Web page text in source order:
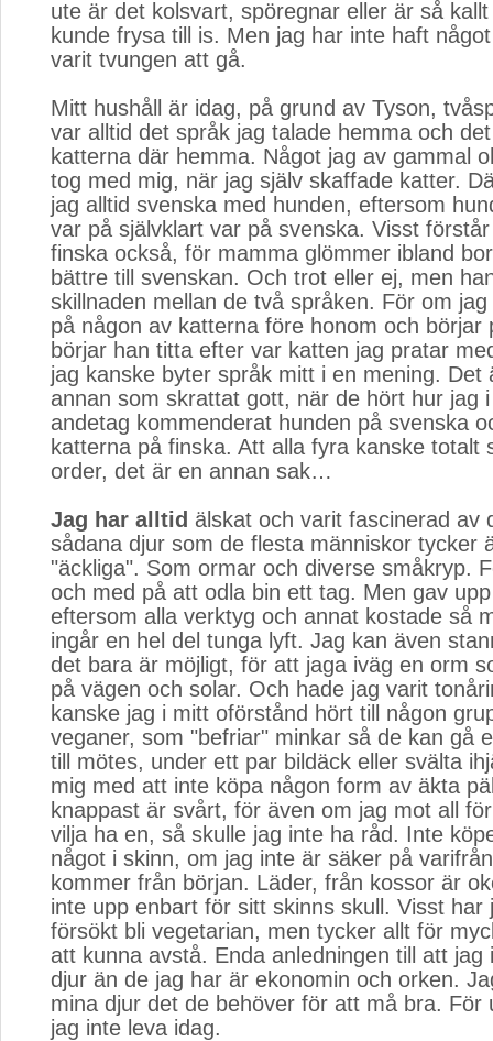
ute är det kolsvart, spöregnar eller är så
kunde frysa till is. Men jag har inte haft
varit tvungen att gå.
Mitt hushåll är idag, på grund av Tyson,
var alltid det språk jag talade hemma och
katterna där hemma. Något jag av gammal
tog med mig, när jag själv skaffade katter.
jag alltid svenska med hunden, eftersom
var på självklart var på svenska. Visst
finska också, för mamma glömmer ibland
bättre till svenskan. Och trot eller ej, men
skillnaden mellan de två språken. För om
på någon av katterna före honom och börjar
börjar han titta efter var katten jag pratar
jag kanske byter språk mitt i en mening. Det
annan som skrattat gott, när de hört hur jag
andetag kommenderat hunden på svenska
katterna på finska. Att alla fyra kanske totalt
order, det är en annan sak…
Jag har alltid älskat och varit fascinerad av
sådana djur som de flesta människor tycker
"äckliga". Som ormar och diverse småkryp.
och med på att odla bin ett tag. Men gav
eftersom alla verktyg och annat kostade så
ingår en hel del tunga lyft. Jag kan även
det bara är möjligt, för att jaga iväg en orm
på vägen och solar. Och hade jag varit
kanske jag i mitt oförstånd hört till någon
veganer, som "befriar" minkar så de kan gå
till mötes, under ett par bildäck eller svälta
mig med att inte köpa någon form av äkta
knappast är svårt, för även om jag mot all
vilja ha en, så skulle jag inte ha råd. Inte
något i skinn, om jag inte är säker på
kommer från början. Läder, från kossor är
inte upp enbart för sitt skinns skull. Visst har
försökt bli vegetarian, men tycker allt för
att kunna avstå. Enda anledningen till att jag
djur än de jag har är ekonomin och orken.
mina djur det de behöver för att må bra. För
jag inte leva idag.